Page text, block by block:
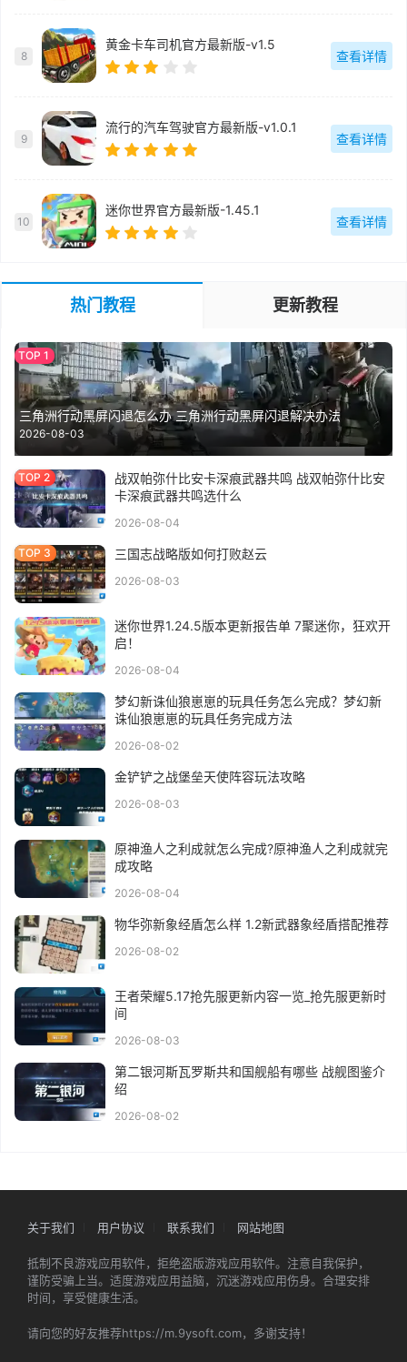
8
黄金卡车司机官方最新版-v1.5
查看详情
9
流行的汽车驾驶官方最新版-v1.0.1
查看详情
10
迷你世界官方最新版-1.45.1
查看详情
热门教程 更新教程
三角洲行动黑屏闪退怎么办 三角洲行动黑屏闪退解决办法
2026-08-03
战双帕弥什比安卡深痕武器共鸣 战双帕弥什比安
卡深痕武器共鸣选什么
2026-08-04
三国志战略版如何打败赵云
2026-08-03
迷你世界1.24.5版本更新报告单 7聚迷你，狂欢开
启！
2026-08-04
梦幻新诛仙狼崽崽的玩具任务怎么完成？梦幻新
诛仙狼崽崽的玩具任务完成方法
2026-08-02
金铲铲之战堡垒天使阵容玩法攻略
2026-08-03
原神渔人之利成就怎么完成?原神渔人之利成就完
成攻略
2026-08-04
物华弥新象经盾怎么样 1.2新武器象经盾搭配推荐
2026-08-02
王者荣耀5.17抢先服更新内容一览_抢先服更新时
间
2026-08-03
第二银河斯瓦罗斯共和国舰船有哪些 战舰图鉴介
绍
2026-08-02
关于我们 用户协议 联系我们 网站地图
抵制不良游戏应用软件，拒绝盗版游戏应用软件。注意自我保护，
谨防受骗上当。适度游戏应用益脑，沉迷游戏应用伤身。合理安排
时间，享受健康生活。
请向您的好友推荐https://m.9ysoft.com，多谢支持！